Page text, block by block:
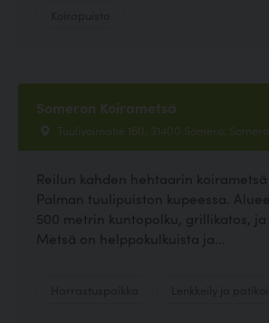
Someron Koirametsä
Tuulivoimatie 160, 31400 Somero, Somero
Reilun kahden hehtaarin koirametsä
Palman tuulipuiston kupeessa.
500 metrin kuntopolku, grillikatos, ja
Metsä on helppokulkuista ja...